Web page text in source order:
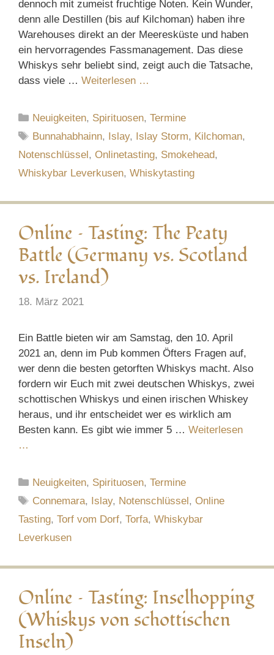
dennoch mit zumeist fruchtige Noten. Kein Wunder,
denn alle Destillen (bis auf Kilchoman) haben ihre
Warehouses direkt an der Meeresküste und haben
ein hervorragendes Fassmanagement. Das diese
Whiskys sehr beliebt sind, zeigt auch die Tatsache,
dass viele … Weiterlesen …
Kategorien
Neuigkeiten, Spirituosen,Termine
Schlagwörter
Bunnahabhainn, Islay, Islay Storm, Kilchoman,
Notenschlüssel, Onlinetasting, Smokehead,
Whiskybar Leverkusen, Whiskytasting
Online – Tasting: The Peaty
Battle (Germany vs. Scotland
vs. Ireland)
18. März 2021
Ein Battle bieten wir am Samstag, den 10. April
2021 an, denn im Pub kommen Öfters Fragen auf,
wer denn die besten getorften Whiskys macht. Also
fordern wir Euch mit zwei deutschen Whiskys, zwei
schottischen Whiskys und einen irischen Whiskey
heraus, und ihr entscheidet wer es wirklich am
Besten kann. Es gibt wie immer 5 … Weiterlesen
…
Kategorien
Neuigkeiten, Spirituosen,Termine
Schlagwörter
Connemara, Islay, Notenschlüssel,Online
Tasting, Torf vom Dorf, Torfa, Whiskybar
Leverkusen
Online – Tasting: Inselhopping
(Whiskys von schottischen
Inseln)